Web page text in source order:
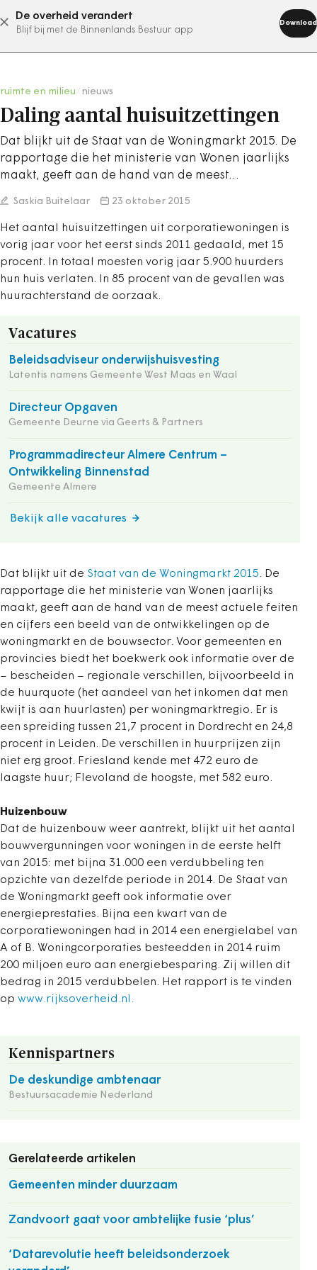
De overheid verandert
Blijf bij met de Binnenlands Bestuur app
Download
abonneer nu
ruimte en milieu nieuws
Daling aantal huisuitzettingen
Dat blijkt uit de Staat van de Woningmarkt 2015. De
rapportage die het ministerie van Wonen jaarlijks
maakt, geeft aan de hand van de meest…
Saskia Buitelaar 23 oktober 2015
Het aantal huisuitzettingen uit corporatiewoningen is
vorig jaar voor het eerst sinds 2011 gedaald, met 15
procent. In totaal moesten vorig jaar 5.900 huurders
hun huis verlaten. In 85 procent van de gevallen was
huurachterstand de oorzaak.
Vacatures
Beleidsadviseur onderwijshuisvesting
Latentis namens Gemeente West Maas en Waal
Directeur Opgaven
Gemeente Deurne via Geerts & Partners
Programmadirecteur Almere Centrum –
Ontwikkeling Binnenstad
Gemeente Almere
Bekijk alle vacatures
Dat blijkt uit de Staat van de Woningmarkt 2015. De
rapportage die het ministerie van Wonen jaarlijks
maakt, geeft aan de hand van de meest actuele feiten
en cijfers een beeld van de ontwikkelingen op de
woningmarkt en de bouwsector. Voor gemeenten en
provincies biedt het boekwerk ook informatie over de
– bescheiden – regionale verschillen, bijvoorbeeld in
de huurquote (het aandeel van het inkomen dat men
kwijt is aan huurlasten) per woningmarktregio. Er is
een spreiding tussen 21,7 procent in Dordrecht en 24,8
procent in Leiden. De verschillen in huurprijzen zijn
niet erg groot. Friesland kende met 472 euro de
laagste huur; Flevoland de hoogste, met 582 euro.
Huizenbouw
Dat de huizenbouw weer aantrekt, blijkt uit het aantal
bouwvergunningen voor woningen in de eerste helft
van 2015: met bijna 31.000 een verdubbeling ten
opzichte van dezelfde periode in 2014. De Staat van
de Woningmarkt geeft ook informatie over
energieprestaties. Bijna een kwart van de
corporatiewoningen had in 2014 een energielabel van
A of B. Woningcorporaties besteedden in 2014 ruim
200 miljoen euro aan energiebesparing. Zij willen dit
bedrag in 2015 verdubbelen. Het rapport is te vinden
op www.rijksoverheid.nl.
Kennispartners
De deskundige ambtenaar
Bestuursacademie Nederland
Gerelateerde artikelen
Gemeenten minder duurzaam
Zandvoort gaat voor ambtelijke fusie ‘plus’
‘Datarevolutie heeft beleidsonderzoek